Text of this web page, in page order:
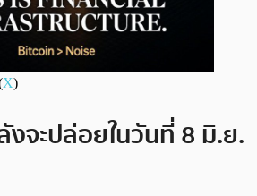
X)
งจะปล่อยในวันที่ 8 มิ.ย.